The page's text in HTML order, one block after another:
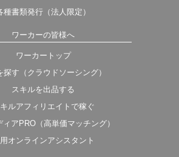
種書類発行（法人限定）
ワーカーの皆様へ
ワーカートップ
探す（クラウドソーシング）
スキルを出品する
ルアフィリエイトで稼ぐ
ィアPRO（高単価マッチング）
オンラインアシスタント